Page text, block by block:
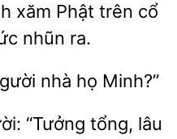
xăm Phật trên cổ
ra.
nhà họ
“Tưởng
lâu